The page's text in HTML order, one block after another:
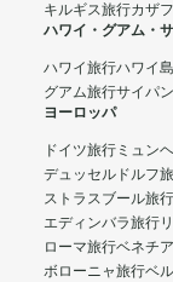
キルギス旅行カザ
ハワイ・グアム・
ハワイ旅行ハワイ
グアム旅行サイパ
ヨーロッパ
ドイツ旅行 ミュン
デュッセルドルフ
ストラスブール旅行
エディンバラ旅行
ローマ旅行ベネチ
ボローニャ旅行ベ